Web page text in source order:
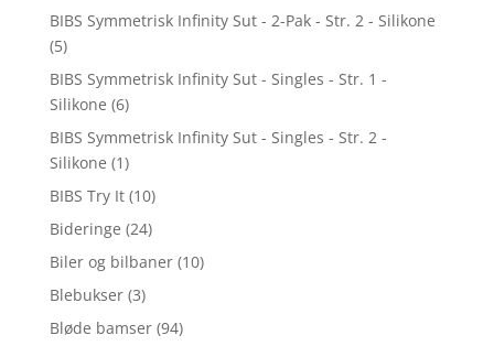
BIBS Symmetrisk Infinity Sut - 2-Pak - Str. 2 - Silikone
(5)
BIBS Symmetrisk Infinity Sut - Singles - Str. 1 -
Silikone (6)
BIBS Symmetrisk Infinity Sut - Singles - Str. 2 -
Silikone (1)
BIBS Try It (10)
Bideringe (24)
Biler og bilbaner (10)
Blebukser (3)
Bløde bamser (94)